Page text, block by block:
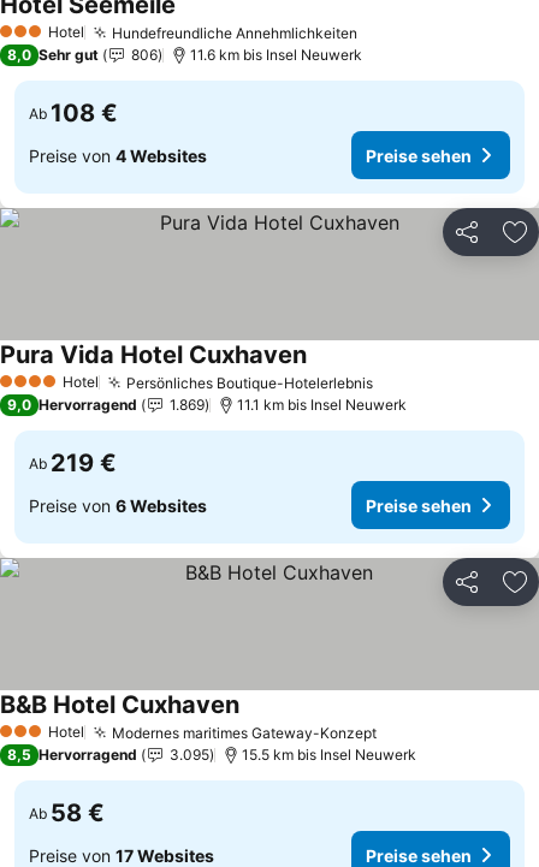
3 SterneHotel Hundefreundliche Annehmlichkeiten
8,0 Sehr gut 806 11.6 km bis Insel Neuwerk
Ab 108 €
Preise von 4 Websites Preise sehen
Teilen
4 Sterne Hotel Persönliches Boutique-HotelerlebnisPreise sehen
Pura Vida Hotel CuxhavenPreise sehen
9,0 Hervorragend 1.869 11.1 km bis Insel Neuwerk
Ab 219 €
Preise von 6 Websites Preise sehen
Teilen
3 SterneHotel Modernes maritimes Gateway-KonzeptPreise sehen
B&B Hotel CuxhavenPreise sehen
8,5 Hervorragend 3.095 15.5 km bis Insel Neuwerk
Ab 58 €
Preise von 17 Websites Preise sehen